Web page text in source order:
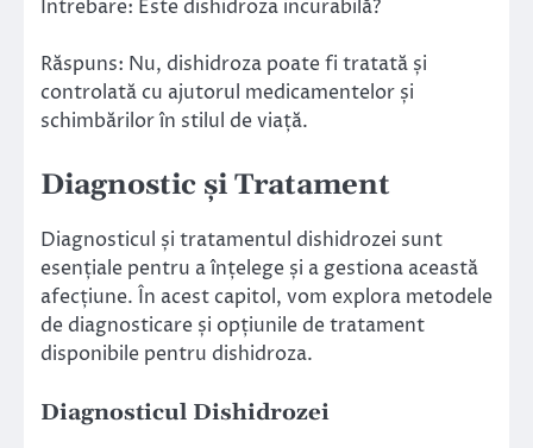
Întrebare: Este dishidroza incurabilă?
Răspuns: Nu, dishidroza poate fi tratată și
controlată cu ajutorul medicamentelor și
schimbărilor în stilul de viață.
Diagnostic și Tratament
Diagnosticul și tratamentul dishidrozei sunt
esențiale pentru a înțelege și a gestiona această
afecțiune. În acest capitol, vom explora metodele
de diagnosticare și opțiunile de tratament
disponibile pentru dishidroza.
Diagnosticul Dishidrozei